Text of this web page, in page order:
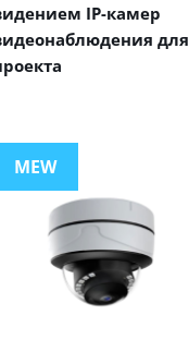
IP-камер
для
MEW